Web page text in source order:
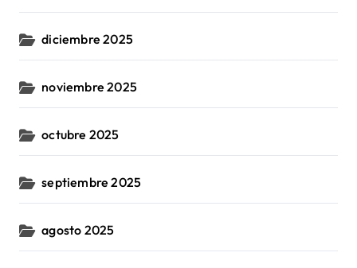
diciembre 2025
noviembre 2025
octubre 2025
septiembre 2025
agosto 2025